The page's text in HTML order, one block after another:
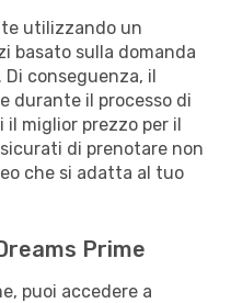
utilizzando un
basato sulla domanda
conseguenza, il
durante il processo di
il miglior prezzo per il
di prenotare non
che si adatta al tuo
Prime
puoi accedere a